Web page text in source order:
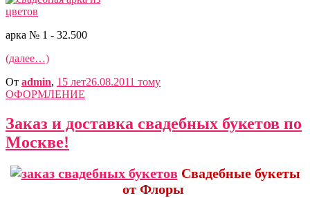
арка № 1 - 32.500
(далее…)
От admin, 15 лет26.08.2011 тому
ОФОРМЛЕНИЕ
Заказ и доставка свадебных букетов по
Москве!
Свадебные букеты
от Флоры